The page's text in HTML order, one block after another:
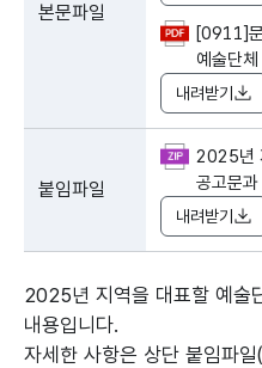
본문파일
[0911]
예술단
내려받기
붙임파일
2025년
공고문
내려받기
2025년 지역을 대표할 예술
내용입니다.
자세한 사항은 상단 붙임파일(